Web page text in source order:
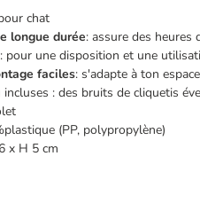
chat
longue durée: assure des heures
: pour une disposition et une
faciles: s'adapte à ton espace
incluses : des bruits de cliquetis
(PP, polypropylène)
x H 5 cm